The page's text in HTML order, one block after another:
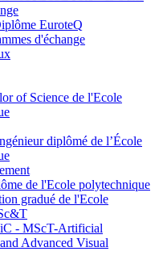
EuroteQ
d'échange
of Science de l'Ecole
diplômé de l’École
de l'Ecole polytechnique
gradué de l'Ecole
- MScT-Artificial
Advanced Visual